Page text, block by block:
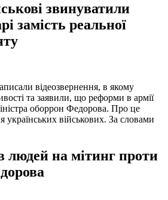
звинуватили
замість реальної
відеозвернення, в якому
та заявили, що реформи в армії
оборрон Федорова. Про це
українських військових. За словами
людей на мітинг проти